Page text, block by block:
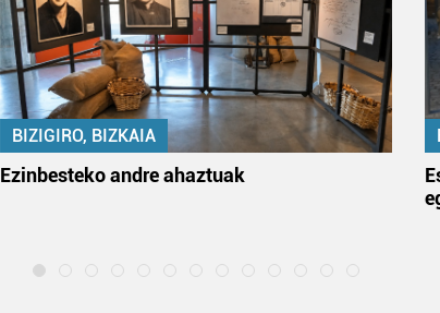
BIZIGIRO, BIZKAIA
Ezinbesteko andre ahaztuak